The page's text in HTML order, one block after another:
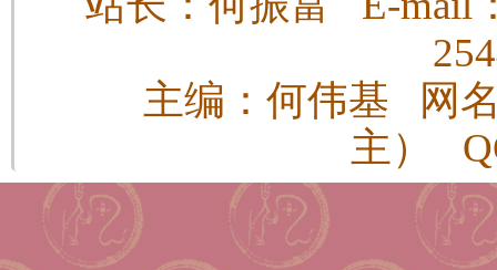
主编：何伟基 网
主）